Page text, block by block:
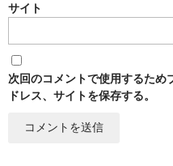
サイト
次回のコメントで使用するため
ドレス、サイトを保存する。